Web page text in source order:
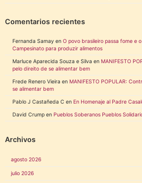
Comentarios recientes
Fernanda Samay en O povo brasileiro passa fome e
Campesinato para produzir alimentos
Marluce Aparecida Souza e Silva en MANIFESTO
pelo direito de se alimentar bem
Frede Renero Vieira en MANIFESTO POPULAR:
se alimentar bem
Pablo J Castañeda C en En Homenaje al Padre
David Crump en Pueblos Soberanos Pueblos
Archivos
agosto 2026
julio 2026